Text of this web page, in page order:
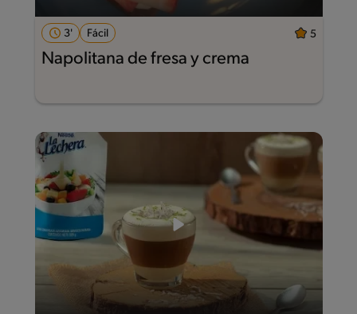
3' Fácil 5
Napolitana de fresa y crema